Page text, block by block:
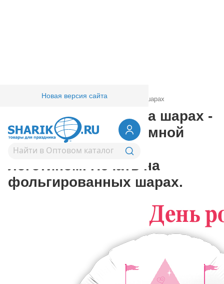
Новая версия сайта
Товары для праздника/ Печать на шарах
Рекламная печать на шарах -
изготовление рекламной
продукции, шары с
логотипом. Печать на
фольгированных шарах.